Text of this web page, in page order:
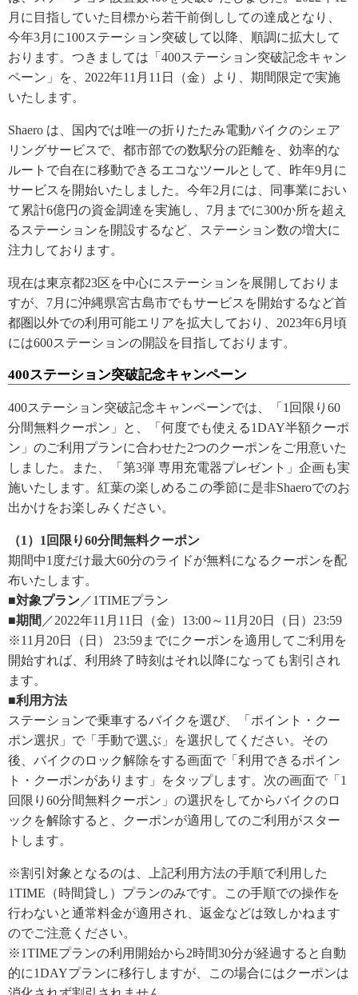
月に目指していた目標から若干前倒ししての達成となり、
今年3月に100ステーション突破して以降、順調に拡大して
おります。つきましては「400ステーション突破記念キャン
ペーン」を、2022年11月11日（金）より、期間限定で実施
いたします。
Shaero は、国内では唯一の折りたたみ電動バイクのシェア
リングサービスで、都市部での数駅分の距離を、効率的な
ルートで自在に移動できるエコなツールとして、昨年9月に
サービスを開始いたしました。今年2月には、同事業におい
て累計6億円の資金調達を実施し、7月までに300か所を超え
るステーションを開設するなど、ステーション数の増大に
注力しております。
現在は東京都23区を中心にステーションを展開しておりま
すが、7月に沖縄県宮古島市でもサービスを開始するなど首
都圏以外での利用可能エリアを拡大しており、2023年6月頃
には600ステーションの開設を目指しております。
400ステーション突破記念キャンペーン
400ステーション突破記念キャンペーンでは、「1回限り60
分間無料クーポン」と、「何度でも使える1DAY半額クーポ
ン」のご利用プランに合わせた2つのクーポンをご用意いた
しました。また、「第3弾 専用充電器プレゼント」企画も実
施いたします。紅葉の楽しめるこの季節に是非Shaeroでのお
出かけをお楽しみください。
（1）1回限り60分間無料クーポン
期間中1度だけ最大60分のライドが無料になるクーポンを配
布いたします。
■対象プラン ／1TIMEプラン
■期間 ／2022年11月11日（金）13:00～11月20日（日）23:59
※11月20日（日） 23:59までにクーポンを適用してご利用を
開始すれば、利用終了時刻はそれ以降になっても割引され
ます。
■利用方法
ステーションで乗車するバイクを選び、「ポイント・クー
ポン選択」で「手動で選ぶ」を選択してください。その
後、バイクのロック解除をする画面で「利用できるポイン
ト・クーポンがあります」をタップします。次の画面で「1
回限り60分間無料クーポン」の選択をしてからバイクのロ
ックを解除すると、クーポンが適用してのご利用がスター
トします。
※割引対象となるのは、上記利用方法の手順で利用した
1TIME（時間貸し）プランのみです。この手順での操作を
行わないと通常料金が適用され、返金などは致しかねます
のでご注意ください。
※1TIMEプランの利用開始から2時間30分が経過すると自動
的に1DAYプランに移行しますが、この場合にはクーポンは